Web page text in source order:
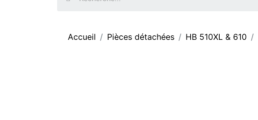
Accueil Pièces détachées HB 510XL & 610